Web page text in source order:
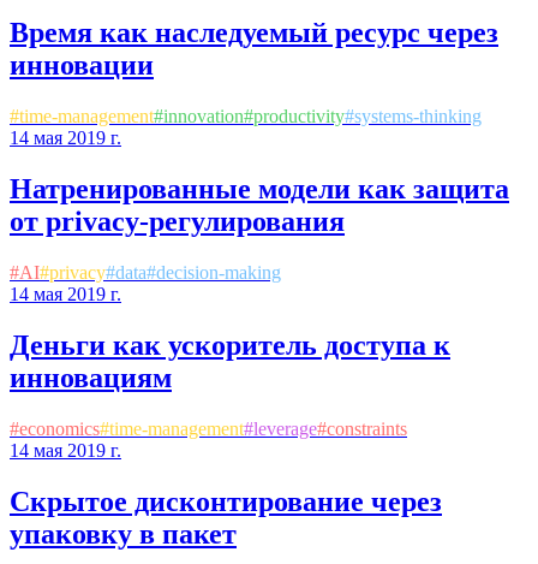
Время как наследуемый ресурс через
инновации
#time-management#innovation#productivity#systems-thinking
14 мая 2019 г.
Натренированные модели как защита
от privacy-регулирования
#AI#privacy#data#decision-making
14 мая 2019 г.
Деньги как ускоритель доступа к
инновациям
#economics#time-management#leverage#constraints
14 мая 2019 г.
Скрытое дисконтирование через
упаковку в пакет